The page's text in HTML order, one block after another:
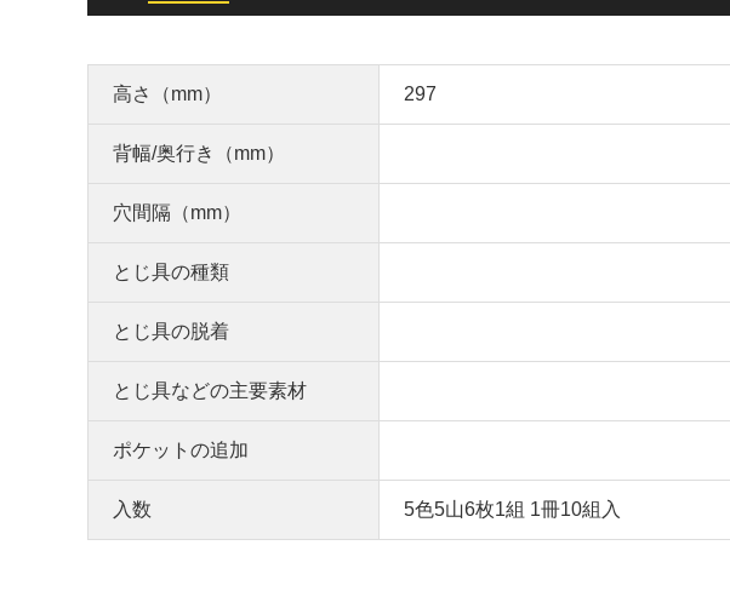
高さ（mm） 297
背幅/奥行き（mm）
穴間隔（mm）
とじ具の種類
とじ具の脱着
とじ具などの主要素材
ポケットの追加
入数 5色5山6枚1組 1冊10組入